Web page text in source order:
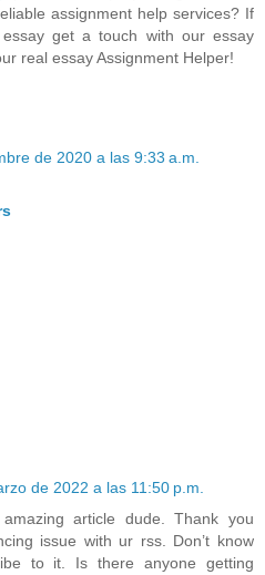
assignment help services? If
get a touch with our essay
real essay Assignment Helper!
de 2020 a las 9:33 a.m.
de 2022 a las 11:50 p.m.
article dude. Thank you
issue with ur rss. Don’t know
to it. Is there anyone getting